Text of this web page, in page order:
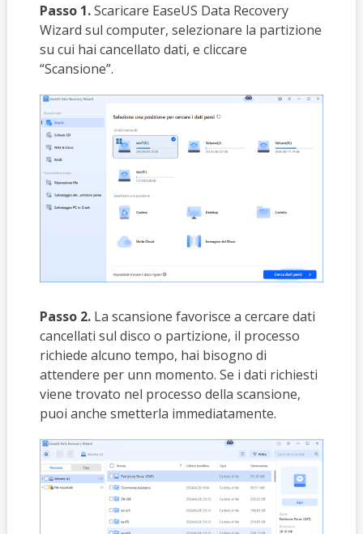
Passo 1.Scaricare EaseUS Data Recovery
Wizard sul computer, selezionare la partizione
su cui hai cancellato dati, e cliccare
“Scansione”.
Passo 2.La scansione favorisce a cercare dati
cancellati sul disco o partizione, il processo
richiede alcuno tempo, hai bisogno di
attendere per unn momento. Se i dati richiesti
viene trovato nel processo della scansione,
puoi anche smetterla immediatamente.